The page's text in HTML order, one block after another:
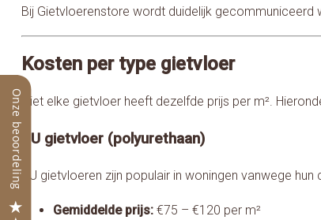
Bij Gietvloerenstore wordt duidelijk
Kosten per type gietvloer
Niet elke gietvloer heeft dezelfde prijs per m².
PU gietvloer (polyurethaan)
PU gietvloeren zijn populair in woningen vanwege
Gemiddelde prijs:€75 – €120 per m²